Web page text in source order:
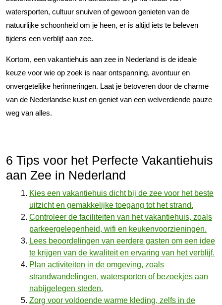
watersporten, cultuur snuiven of gewoon genieten van de
natuurlijke schoonheid om je heen, er is altijd iets te beleven
tijdens een verblijf aan zee.
Kortom, een vakantiehuis aan zee in Nederland is de ideale
keuze voor wie op zoek is naar ontspanning, avontuur en
onvergetelijke herinneringen. Laat je betoveren door de charme
van de Nederlandse kust en geniet van een welverdiende pauze
weg van alles.
6 Tips voor het Perfecte Vakantiehuis
aan Zee in Nederland
Kies een vakantiehuis dicht bij de zee voor het beste
uitzicht en gemakkelijke toegang tot het strand.
Controleer de faciliteiten van het vakantiehuis, zoals
parkeergelegenheid, wifi en keukenvoorzieningen.
Lees beoordelingen van eerdere gasten om een idee
te krijgen van de kwaliteit en ervaring van het verblijf.
Plan activiteiten in de omgeving, zoals
strandwandelingen, watersporten of bezoekjes aan
nabijgelegen steden.
Zorg voor voldoende warme kleding, zelfs in de